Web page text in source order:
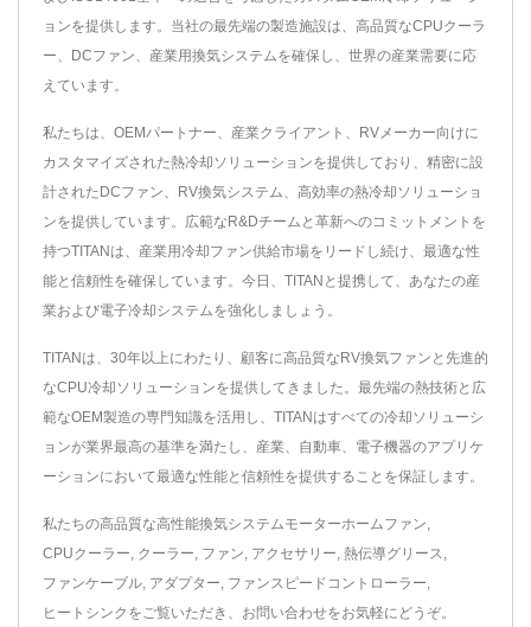
ョンを提供します。当社の最先端の製造施設は、高品質なCPUクーラ
ー、DCファン、産業用換気システムを確保し、世界の産業需要に応
えています。
私たちは、OEMパートナー、産業クライアント、RVメーカー向けに
カスタマイズされた熱冷却ソリューションを提供しており、精密に設
計されたDCファン、RV換気システム、高効率の熱冷却ソリューショ
ンを提供しています。広範なR&Dチームと革新へのコミットメントを
持つTITANは、産業用冷却ファン供給市場をリードし続け、最適な性
能と信頼性を確保しています。今日、TITANと提携して、あなたの産
業および電子冷却システムを強化しましょう。
TITANは、30年以上にわたり、顧客に高品質なRV換気ファンと先進的
なCPU冷却ソリューションを提供してきました。最先端の熱技術と広
範なOEM製造の専門知識を活用し、TITANはすべての冷却ソリューシ
ョンが業界最高の基準を満たし、産業、自動車、電子機器のアプリケ
ーションにおいて最適な性能と信頼性を提供することを保証します。
私たちの高品質な高性能換気システムモーターホームファン,
CPUクーラー, クーラー, ファン, アクセサリー, 熱伝導グリース,
ファンケーブル, アダプター, ファンスピードコントローラー,
ヒートシンク をご覧いただき、 お問い合わせをお気軽にどうぞ。